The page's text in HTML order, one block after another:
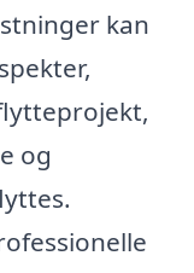
kan
og